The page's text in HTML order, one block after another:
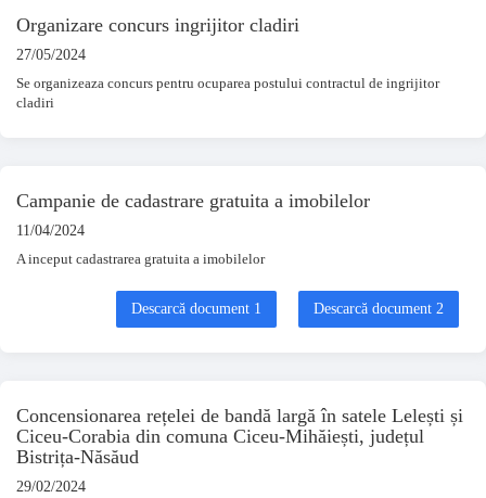
Organizare concurs ingrijitor cladiri
27/05/2024
Se organizeaza concurs pentru ocuparea postului contractul de ingrijitor
cladiri
Campanie de cadastrare gratuita a imobilelor
11/04/2024
A inceput cadastrarea gratuita a imobilelor
Descarcă document 1 Descarcă document 2
Concensionarea rețelei de bandă largă în satele Lelești și
Ciceu-Corabia din comuna Ciceu-Mihăiești, județul
Bistrița-Năsăud
29/02/2024